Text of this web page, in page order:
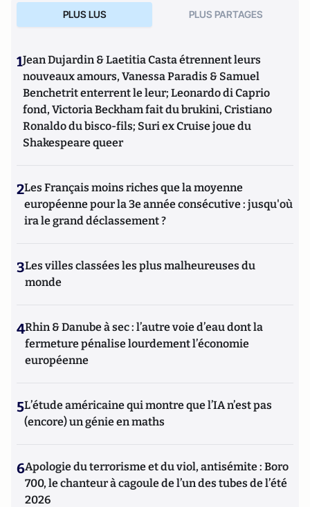
PLUS LUS PLUS PARTAGES
1Jean Dujardin & Laetitia Casta étrennent leurs
nouveaux amours, Vanessa Paradis & Samuel
Benchetrit enterrent le leur; Leonardo di Caprio
fond, Victoria Beckham fait du brukini, Cristiano
Ronaldo du bisco-fils; Suri ex Cruise joue du
Shakespeare queer
2Les Français moins riches que la moyenne
européenne pour la 3e année consécutive : jusqu'où
ira le grand déclassement ?
3Les villes classées les plus malheureuses du
monde
4Rhin & Danube à sec : l’autre voie d’eau dont la
fermeture pénalise lourdement l’économie
européenne
5L’étude américaine qui montre que l’IA n’est pas
(encore) un génie en maths
6Apologie du terrorisme et du viol, antisémite : Boro
700, le chanteur à cagoule de l’un des tubes de l’été
2026